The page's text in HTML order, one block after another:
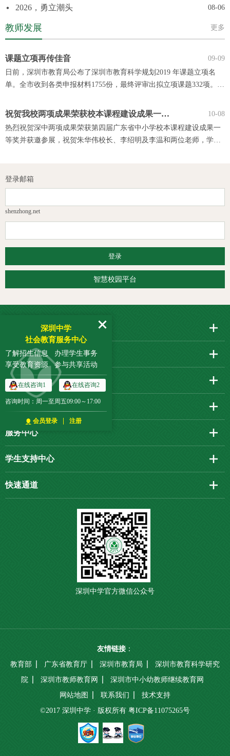
2026，勇立潮头 08-06
教师发展 更多
课题立项再传佳音
09-09
日前，深圳市教育局公布了深圳市教育科学规划2019 年课题立项名
单。全市收到各类申报材料1755份，最终评审出拟立项课题332项。我
祝贺我校两项成果荣获校本课程建设成果一等奖
10-08
热烈祝贺深中两项成果荣获第四届广东省中小学校本课程建设成果一
等奖并获邀参展，祝贺朱华伟校长、李绍明及李温和两位老师，学习
登录邮箱
shenzhong.net
智慧校园平台
深圳中学
社会教育服务中心
了解招生信息 办理学生事务
享受教育资源 参与共享活动
在线咨询1 在线咨询2
咨询时间：周一至周五09:00～17:00
会员登录 注册
教师
学生
校友会
服务中心
学生支持中心
快速通道
深圳中学官方微信公众号
友情链接 ：
教育部
广东省教育厅 深圳市教育局
深圳市教育科学研究
院
深圳市教师教育网
深圳市中小幼教师继续教育网
网站地图
联系我们
技术支持
©2017 深圳中学 · 版权所有 粤ICP备11075265号